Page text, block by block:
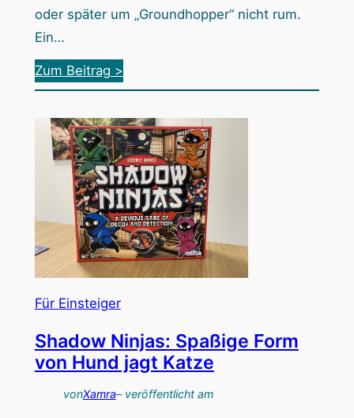
oder später um „Groundhopper“ nicht rum.
Ein…
Zum Beitrag >:
G
r
o
u
n
d
h
o
p
r
:
E
Für Einsteiger
Shadow Ninjas: Spaßige Form
von Hund jagt Katze
vonXamra– veröffentlicht am